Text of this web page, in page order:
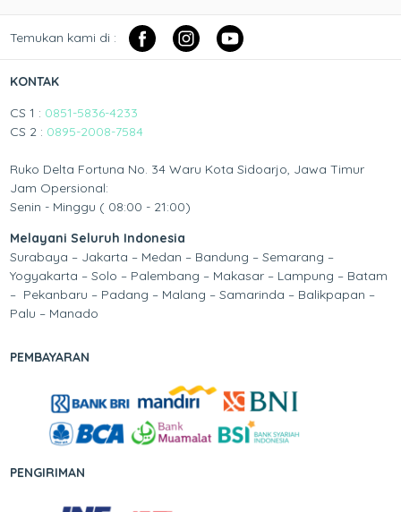
Temukan kami di :
KONTAK
CS 1 : 0851-5836-4233
CS 2 : 0895-2008-7584
Ruko Delta Fortuna No. 34 Waru Kota Sidoarjo, Jawa Timur
Jam Opersional:
Senin - Minggu ( 08:00 - 21:00)
Melayani Seluruh Indonesia
Surabaya – Jakarta – Medan – Bandung – Semarang –
Yogyakarta – Solo – Palembang – Makasar – Lampung – Batam
– Pekanbaru – Padang – Malang – Samarinda – Balikpapan –
Palu – Manado
PEMBAYARAN
PENGIRIMAN